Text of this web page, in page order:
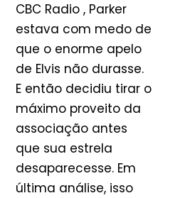
CBC Radio , Parker
estava com medo de
que o enorme apelo
de Elvis não durasse.
E então decidiu tirar o
máximo proveito da
associação antes
que sua estrela
desaparecesse. Em
última análise, isso